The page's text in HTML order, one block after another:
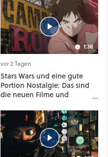
1:38
vor 2 Tagen
Stars Wars und eine gute
Portion Nostalgie: Das sind
die neuen Filme und
Disney Plus